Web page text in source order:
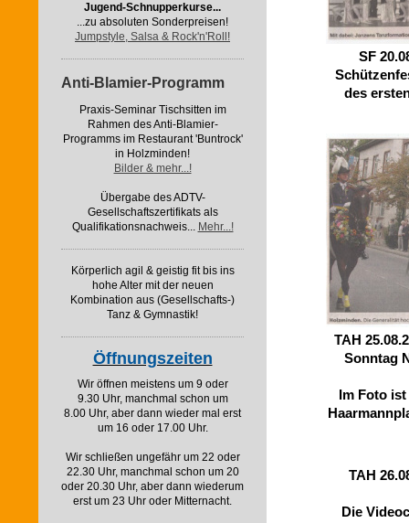
Jugend-Schnupperkurse...
...zu absoluten Sonderpreisen!
Jumpstyle, Salsa & Rock'n'Roll!
Anti-Blamier-Programm
Praxis-Seminar Tischsitten im
Rahmen des Anti-Blamier-
Programms im Restaurant 'Buntrock'
in Holzminden!
Bilder & mehr...!
Übergabe des ADTV-
Gesellschaftszertifikats als
Qualifikationsnachweis... Mehr...!
Körperlich agil & geistig fit bis ins
hohe Alter mit der neuen
Kombination aus (Gesellschafts-)
Tanz & Gymnastik!
Öffnungszeiten
Wir öffnen meistens um 9 oder
9.30 Uhr, manchmal schon um
8.00 Uhr, aber dann wieder mal erst
um 16 oder 17.00 Uhr.
Wir schließen ungefähr um 22 oder
22.30 Uhr, manchmal schon um 20
oder 20.30 Uhr, aber dann wiederum
erst um 23 Uhr oder Mitternacht.
SF
des
TAH
Sonntag
Im Foto
TAH
Die